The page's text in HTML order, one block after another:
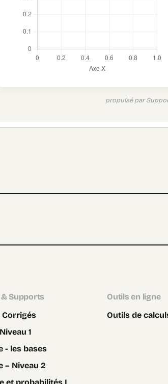
propulsé par
Supports
Corrigés
1
- les bases
– Niveau 2
Outils en ligne
Outils de